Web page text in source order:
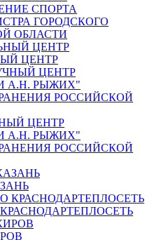
СПОРТА
ГОРОДСКОГО
ОБЛАСТИ
ЦЕНТР
ЦЕНТР
А.Н. РЫЖИХ"
РОССИЙСКОЙ